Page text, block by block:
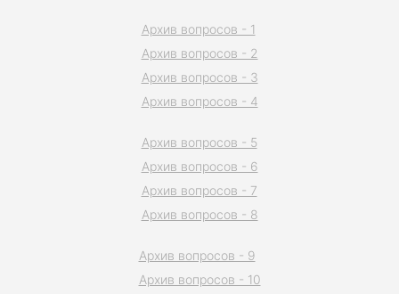
Архив вопросов - 1
Архив вопросов - 2
Архив вопросов - 3
Архив вопросов - 4
Архив вопросов - 5
Архив вопросов - 6
Архив вопросов - 7
Архив вопросов - 8
Архив вопросов - 9
Архив вопросов - 10